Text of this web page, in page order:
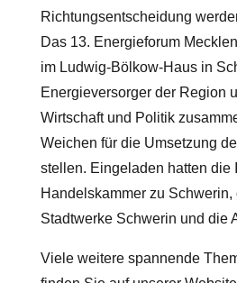
Richtungsentscheidung
Das 13. Energieforum
im Ludwig-Bölkow-Haus in
Energieversorger der Region
Wirtschaft und Politik
Weichen für die Umsetzung
stellen. Eingeladen hatten die
Handelskammer zu
Stadtwerke Schwerin und die
Viele weitere spannende